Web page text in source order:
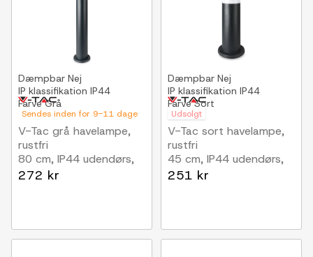
Sendes inden for 9-11 dage
Dæmpbar Nej
IP klassifikation IP44
FarveGrå
V-Tac grå havelampe,
rustfri
80 cm, IP44 udendørs,
E27 fatning, uden
272 kr
Udsolgt
Dæmpbar Nej
IP klassifikation IP44
FarveSort
V-Tac sort havelampe,
rustfri
45 cm, IP44 udendørs,
E27 fatning, uden
251 kr